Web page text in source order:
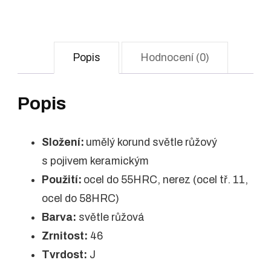
Popis Hodnocení (0)
Popis
Složení: umělý korund světle růžový
s pojivem keramickým
Použití: ocel do 55HRC, nerez (ocel tř. 11,
ocel do 58HRC)
Barva: světle růžová
Zrnitost: 46
Tvrdost: J